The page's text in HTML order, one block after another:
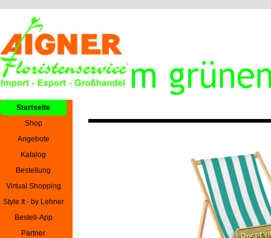
Startseite
Shop
Angebote
Katalog
Bestellung
Virtual Shopping
Style It - by Lehner
Bestell-App
Partner